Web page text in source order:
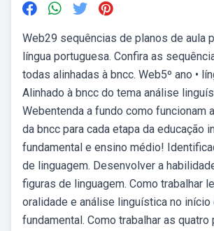
Web29 sequências de planos de aula
língua portuguesa. Confira as
todas alinhadas à bncc. Web5º ano •
Alinhado à bncc do tema análise
Webentenda a fundo como funcionam
da bncc para cada etapa da educação
fundamental e ensino médio!
de linguagem. Desenvolver a
figuras de linguagem. Como trabalhar
oralidade e análise linguística no início
fundamental. Como trabalhar as quatro